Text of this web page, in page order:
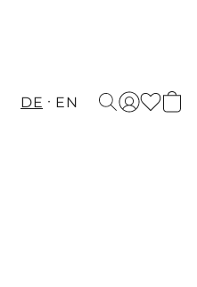
DE EN